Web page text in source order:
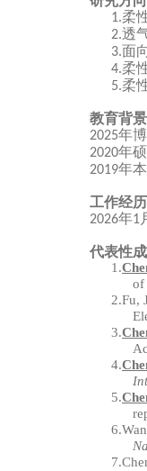
1.柔
2.透
3.面
4.柔
5.柔
教育背景
2025年
2020年
2019年
工作经历
2026年1
代表性成
1.
of
2.Fu,
3.
4.
5.
6.
7.